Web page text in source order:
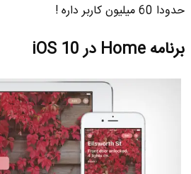
حدودا 60 میلیون کاربر داره !
برنامه Home در iOS 10